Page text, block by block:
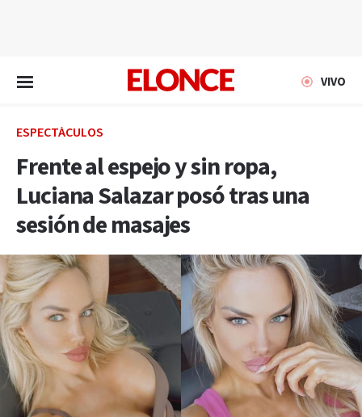
VIVO
ESPECTÁCULOS
Frente al espejo y sin ropa,
Luciana Salazar posó tras una
sesión de masajes